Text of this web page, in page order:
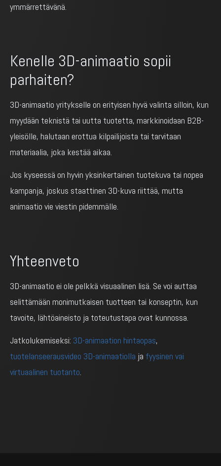
ymmärrettävänä.
Kenelle 3D-animaatio sopii
parhaiten?
3D-animaatio yritykselle on erityisen hyvä valinta silloin, kun
myydään teknistä tai uutta tuotetta, markkinoidaan B2B-
yleisölle, halutaan erottua kilpailijoista tai tarvitaan
materiaalia, joka kestää aikaa.
Jos kyseessä on hyvin yksinkertainen tuotekuva tai nopea
kampanja, joskus staattinen 3D-kuva riittää, mutta
animaatio vie viestin pidemmälle.
Yhteenveto
3D-animaatio ei ole pelkkä visuaalinen lisä. Se voi auttaa
selittämään monimutkaisen tuotteen tai konseptin, kun
tavoite, lähtöaineisto ja toteutustapa ovat kunnossa.
Jatkolukemiseksi: 3D-animaation hintaopas,
tuotelanseerausvideo 3D-animaatiolla ja fyysinen vai
virtuaalinen tuotanto.